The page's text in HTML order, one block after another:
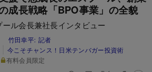
成長戦略「BPO事業」の全貌
ル会長兼社長インタビュー
竹田幸平: 記者
今こそチャンス！日米テンバガー投資術
有料会員限定